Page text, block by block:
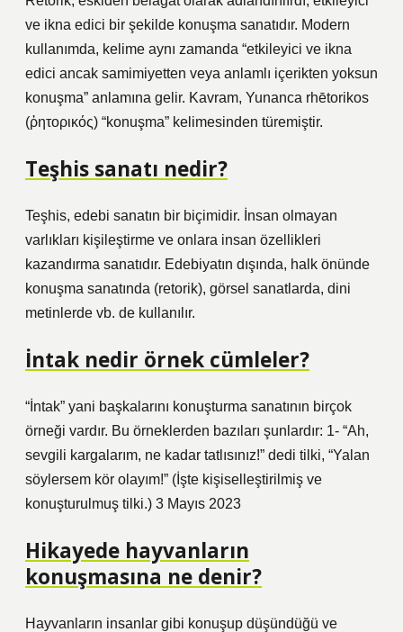
ve ikna edici bir şekilde konuşma sanatıdır. Modern
kullanımda, kelime aynı zamanda “etkileyici ve ikna
edici ancak samimiyetten veya anlamlı içerikten yoksun
konuşma” anlamına gelir. Kavram, Yunanca rhētorikos
(ῥητορικός) “konuşma” kelimesinden türemiştir.
Teşhis sanatı nedir?
Teşhis, edebi sanatın bir biçimidir. İnsan olmayan
varlıkları kişileştirme ve onlara insan özellikleri
kazandırma sanatıdır. Edebiyatın dışında, halk önünde
konuşma sanatında (retorik), görsel sanatlarda, dini
metinlerde vb. de kullanılır.
İntak nedir örnek cümleler?
“İntak” yani başkalarını konuşturma sanatının birçok
örneği vardır. Bu örneklerden bazıları şunlardır: 1- “Ah,
sevgili kargalarım, ne kadar tatlısınız!” dedi tilki, “Yalan
söylersem kör olayım!” (İşte kişiselleştirilmiş ve
konuşturulmuş tilki.) 3 Mayıs 2023
Hikayede hayvanların
konuşmasına ne denir?
Hayvanların insanlar gibi konuşup düşündüğü ve